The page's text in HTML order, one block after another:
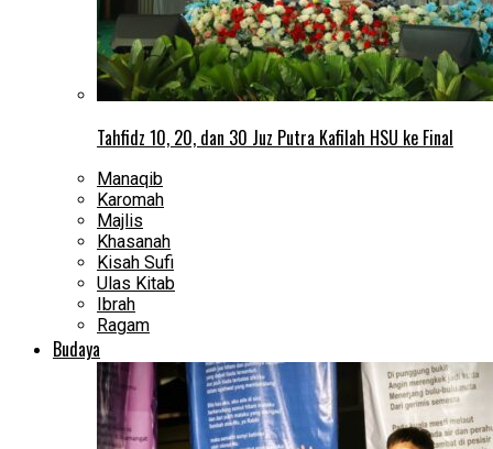
Tahfidz 10, 20, dan 30 Juz Putra Kafilah HSU ke Final
Manaqib
Karomah
Majlis
Khasanah
Kisah Sufi
Ulas Kitab
Ibrah
Ragam
Budaya